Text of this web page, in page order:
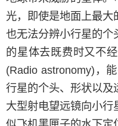
光，即使是地面上最
也无法分辨小行星的个
的星体去既费时又不
(Radio astronomy) ，
行星的个头、形状以及
大型射电望远镜向小